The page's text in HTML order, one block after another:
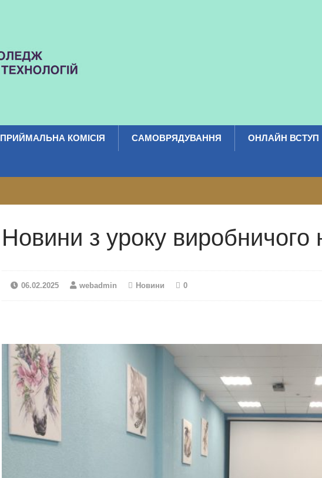
ПРИЙМАЛЬНА КОМІСІЯ САМОВРЯДУВАННЯ ОНЛАЙН ВСТУП
Новини з уроку
06.02.2025 webadmin Новини 0